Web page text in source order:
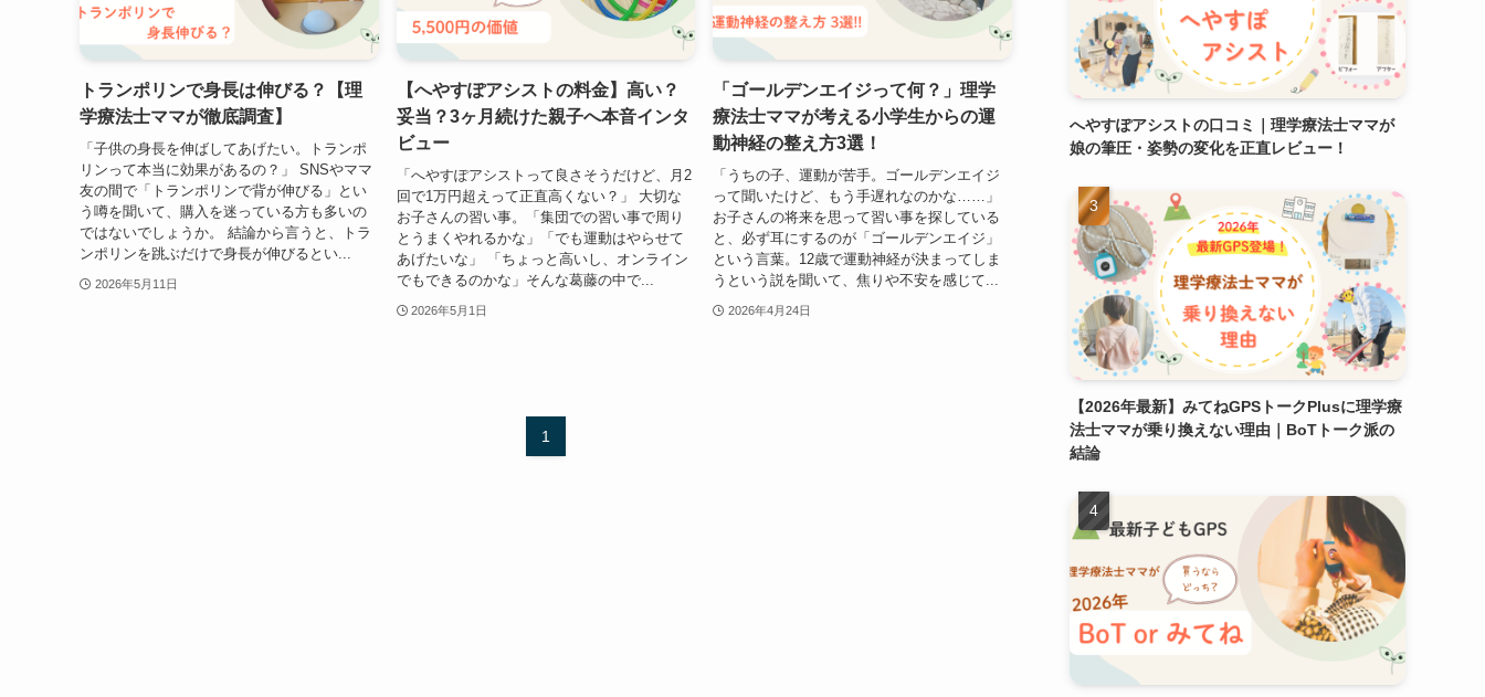
トランポリンで身長は伸びる？【理
学療法士ママが徹底調査】
「子供の身長を伸ばしてあげたい。トランポ
リンって本当に効果があるの？」 SNSやママ
友の間で「トランポリンで背が伸びる」とい
う噂を聞いて、購入を迷っている方も多いの
ではないでしょうか。 結論から言うと、トラ
ンポリンを跳ぶだけで身長が伸びるとい...
2026年5月11日
【へやすぽアシストの料金】高い？
妥当？3ヶ月続けた親子へ本音インタ
ビュー
「へやすぽアシストって良さそうだけど、月2
回で1万円超えって正直高くない？」 大切な
お子さんの習い事。「集団での習い事で周り
とうまくやれるかな」「でも運動はやらせて
あげたいな」 「ちょっと高いし、オンライン
でもできるのかな」そんな葛藤の中で...
2026年5月1日
「ゴールデンエイジって何？」理学
療法士ママが考える小学生からの運
動神経の整え方3選！
「うちの子、運動が苦手。ゴールデンエイジ
って聞いたけど、もう手遅れなのかな……」
お子さんの将来を思って習い事を探している
と、必ず耳にするのが「ゴールデンエイジ」
という言葉。12歳で運動神経が決まってしま
うという説を聞いて、焦りや不安を感じて...
2026年4月24日
1
へやすぽアシストの口コミ｜理学療法士ママが
娘の筆圧・姿勢の変化を正直レビュー！
【2026年最新】みてねGPSトークPlusに理学療
法士ママが乗り換えない理由｜BoTトーク派の
結論